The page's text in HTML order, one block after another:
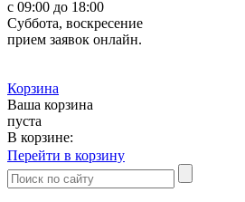
с 09:00 до 18:00
Суббота, воскресение
прием заявок онлайн.
Корзина
Ваша корзина
пуста
В корзине:
Перейти в корзину